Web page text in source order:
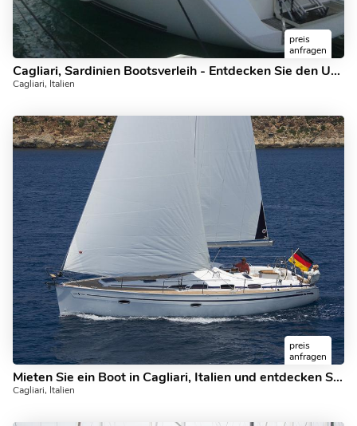
preis
anfragen
Cagliari, Sardinien Bootsverleih - Entdecken Sie den Urlaub auf einem Segelboot.
Cagliari, Italien
preis
anfragen
Mieten Sie ein Boot in Cagliari, Italien und entdecken Sie das Bootfahren auf einem Segelboot.
Cagliari, Italien